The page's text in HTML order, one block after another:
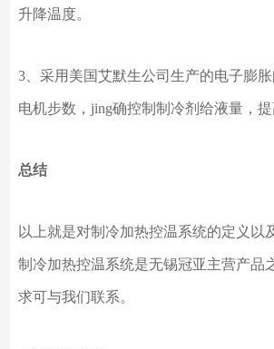
升降温度。
3、采用美国艾默生公司生产的电子膨
电机步数， jing确控制制冷剂给液量，提
总结
以上就是对制冷加热控温系统的定义以
制冷加热控温系统是无锡冠亚主营产品
求可与我们联系。